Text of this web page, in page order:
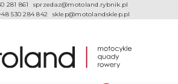
281 861
sprzedaz@motoland.rybnik.pl
530 284 842 sklep@motolandsklep.pl